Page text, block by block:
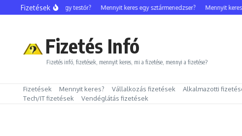
Ugrás a tartalomhoz
Fizetések
Mennyit keres egy testőr? Mennyit keres egy sztármenedzser? Mennyit keres
Fizetés Infó
Fizetés infó, fizetések, mennyit keres, mi a fizetése, mennyi a fizetése?
Fizetések Mennyit keres? Vállalkozás fizetések Alkalmazotti
Tech/IT fizetések
Vendéglátás fizetések